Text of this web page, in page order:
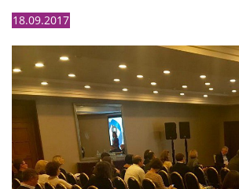
18.09.2017